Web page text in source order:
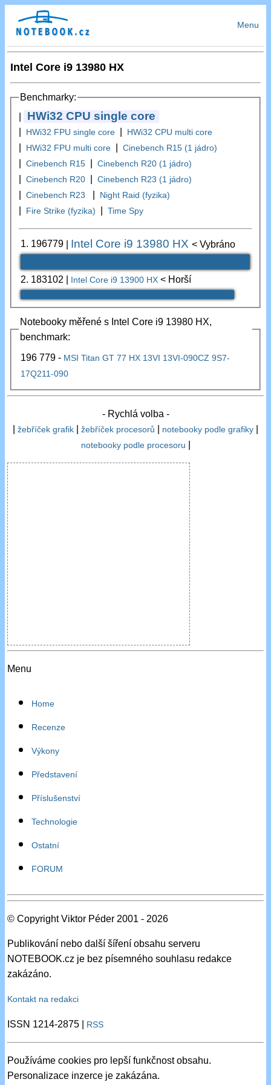
Menu
Intel Core i9 13980 HX
Benchmarky:
HWi32 CPU single core
HWi32 FPU single core HWi32 CPU multi core
HWi32 FPU multi core |Cinebench R15 (1 jádro)
|Cinebench R15 |Cinebench R20 (1 jádro)
|Cinebench R20 |Cinebench R23 (1 jádro)
|Cinebench R23 Night Raid (fyzika)
Fire Strike (fyzika) |Time Spy
1. 196779 Intel Core i9 13980 HX< Vybráno
2. 183102 Intel Core i9 13900 HX< Horší
Notebooky měřené s Intel Core i9 13980 HX,
benchmark:
196 779 - MSI Titan GT 77 HX 13VI 13VI-090CZ 9S7-
17Q211-090
- Rychlá volba -
žebříček grafik žebříček procesorů notebooky podle grafiky
notebooky podle procesoru
Menu
Home
Recenze
Výkony
Představení
Příslušenství
Technologie
Ostatní
FORUM
© Copyright Viktor Péder 2001 - 2026
Publikování nebo další šíření obsahu serveru
NOTEBOOK.cz je bez písemného souhlasu redakce
zakázáno.
Kontakt na redakci
ISSN 1214-2875 | RSS
Používáme cookies pro lepší funkčnost obsahu.
Personalizace inzerce je zakázána.